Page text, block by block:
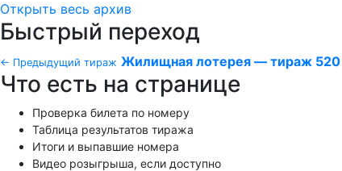
Открыть весь архив
Быстрый переход
← Предыдущий тираж Жилищная лотерея — тираж 520
Что есть на странице
Проверка билета по номеру
Таблица результатов тиража
Итоги и выпавшие номера
Видео розыгрыша, если доступно